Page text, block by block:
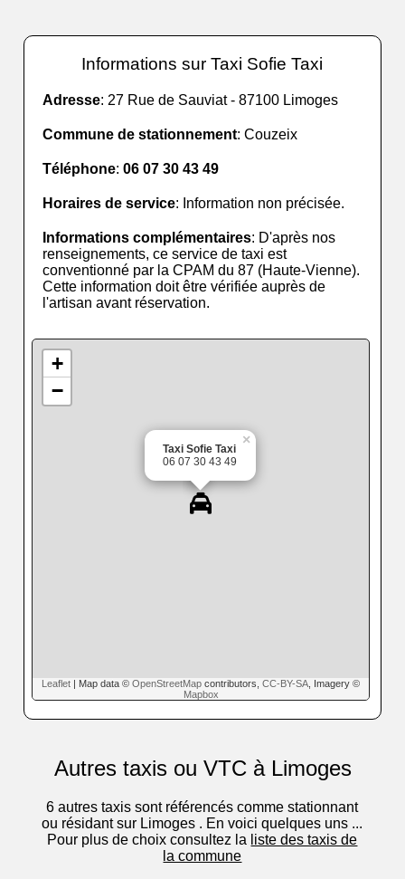
Informations sur Taxi Sofie Taxi
Adresse: 27 Rue de Sauviat - 87100 Limoges
Commune de stationnement: Couzeix
Téléphone:06 07 30 43 49
Horaires de service: Information non précisée.
Informations complémentaires: D'après nos
renseignements, ce service de taxi est
conventionné par la CPAM du 87 (Haute-Vienne).
Cette information doit être vérifiée auprès de
l'artisan avant réservation.
Taxi Sofie Taxi
06 07 30 43 49
×
+
−
Leaflet | Map data © OpenStreetMap contributors, CC-BY-SA , Imagery ©
Mapbox
Autres taxis ou VTC à Limoges
6 autres taxis sont référencés comme stationnant
ou résidant sur Limoges . En voici quelques uns ...
Pour plus de choix consultez la liste des taxis de
la commune